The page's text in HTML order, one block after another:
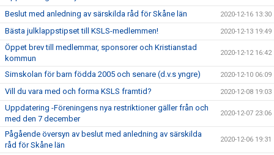
Beslut med anledning av särskilda råd för Skåne län 2020-12-16 13:30
Bästa julklappstipset till KSLS-medlemmen! 2020-12-13 19:49
Öppet brev till medlemmar, sponsorer och Kristianstad
kommun
2020-12-12 16:42
Simskolan för barn födda 2005 och senare (d.v.s yngre) 2020-12-10 06:09
Vill du vara med och forma KSLS framtid? 2020-12-08 19:03
Uppdatering -Föreningens nya restriktioner gäller från och
med den 7 december
2020-12-07 23:06
Pågående översyn av beslut med anledning av särskilda
råd för Skåne län
2020-12-06 19:31